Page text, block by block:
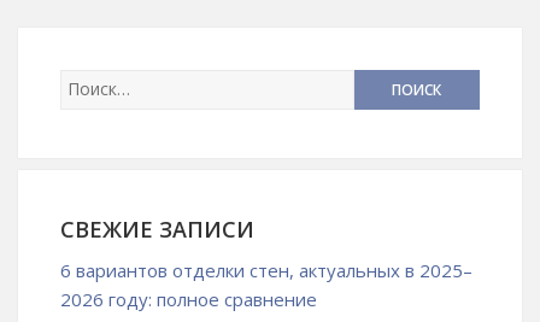
СВЕЖИЕ ЗАПИСИ
6 вариантов отделки стен, актуальных в 2025–
2026 году: полное сравнение